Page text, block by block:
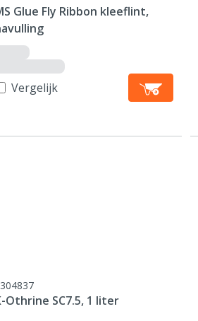
Glue Fly Ribbon kleeflint,
Vergelijk
Othrine SC7.5, 1 liter